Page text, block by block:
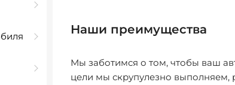
Наши преимущества
Мы заботимся о том, чтобы ваш
цели мы скрупулезно выполняем,